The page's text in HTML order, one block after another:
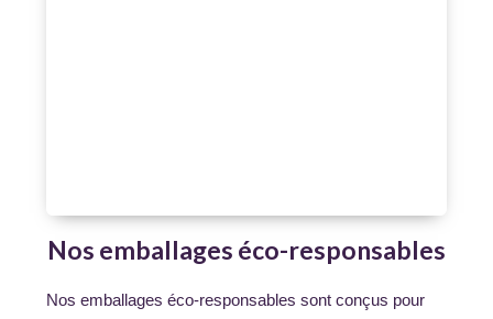
Nos emballages éco-responsables
Nos emballages éco-responsables sont conçus pour